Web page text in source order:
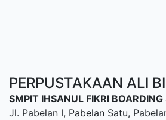
PERPUSTAKAAN ALI
SMPIT IHSANUL FIKRI
Jl. Pabelan I, Pabelan Satu,